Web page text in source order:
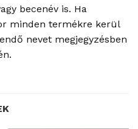
becenév is. Ha
minden termékre kerül
nevet megjegyzésben